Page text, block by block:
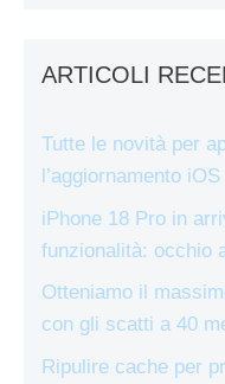
ARTICOLI
Tutte le novità per
l’aggiornamento
iPhone 18 Pro in
funzionalità: occhio
Otteniamo il
con gli scatti a 40
Ripulire cache per